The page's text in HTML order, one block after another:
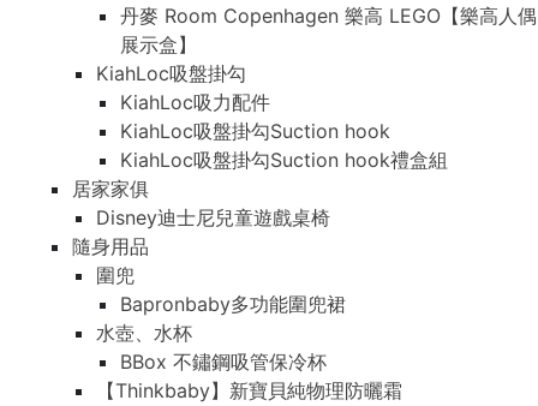
丹麥 Room Copenhagen 樂高 LEGO【樂高人偶
展示盒】
KiahLoc吸盤掛勾
KiahLoc吸力配件
KiahLoc吸盤掛勾Suction hook
KiahLoc吸盤掛勾Suction hook禮盒組
居家家俱
Disney迪士尼兒童遊戲桌椅
隨身用品
圍兜
Bapronbaby多功能圍兜裙
水壺、水杯
BBox 不鏽鋼吸管保冷杯
【Thinkbaby】新寶貝純物理防曬霜